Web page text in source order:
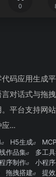
0
码应用生成
对话式与拖
平台支持网
...
H5生成
作品集 多工
序制作 小程
拖拽搭建 提